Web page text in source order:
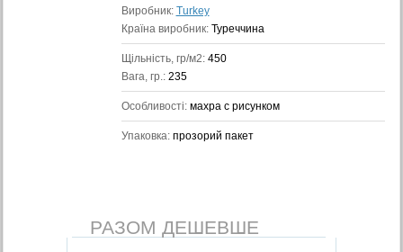
Виробник: Turkey
Країна виробник: Туреччина
Щільність, гр/м2: 450
Вага, гр.: 235
Особливості: махра с рисунком
Упаковка: прозорий пакет
РАЗОМ ДЕШЕВШЕ